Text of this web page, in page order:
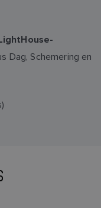
Dag, Schemering en